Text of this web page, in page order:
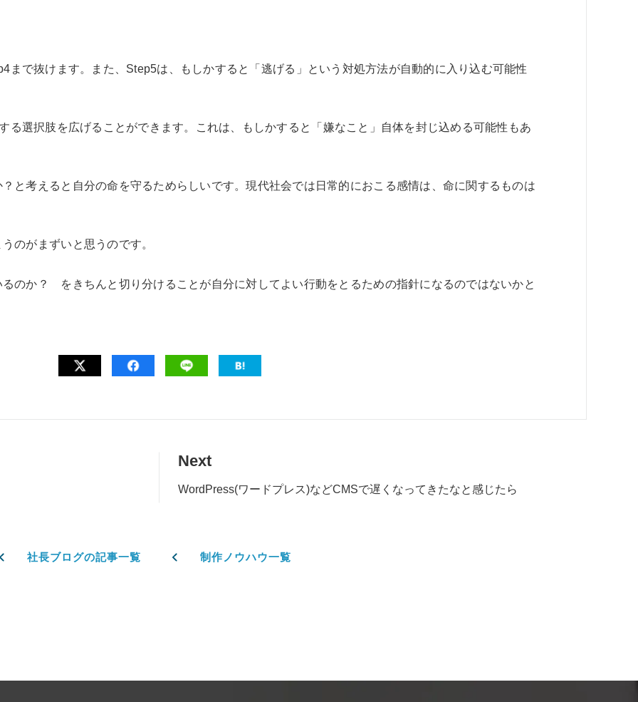
まで抜けます。また、Step5は、もしかすると「逃げる」という対処方法が自動的に入り込む可能性
る選択肢を広げることができます。これは、もしかすると「嫌なこと」自体を封じ込める可能性もあ
と考えると自分の命を守るためらしいです。現代社会では日常的におこる感情は、命に関するものは
のがまずいと思うのです。
のか？ をきちんと切り分けることが自分に対してよい行動をとるための指針になるのではないかと
Next
WordPress(ワードプレス)などCMSで遅くなってきたなと感じたら
社長ブログの記事一覧 制作ノウハウ一覧